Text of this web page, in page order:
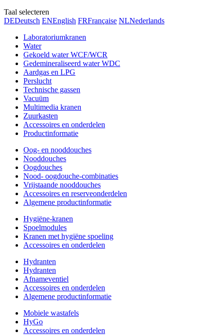
Taal selecteren
DEDeutsch ENEnglish FRFrançaise NLNederlands
Laboratoriumkranen
Water
Gekoeld water WCF/WCR
Gedemineraliseerd water WDC
Aardgas en LPG
Perslucht
Technische gassen
Vacuüm
Multimedia kranen
Zuurkasten
Accessoires en onderdelen
Productinformatie
Oog- en nooddouches
Nooddouches
Oogdouches
Nood- oogdouche-combinaties
Vrijstaande nooddouches
Accessoires en reserveonderdelen
Algemene productinformatie
Hygiëne-kranen
Spoelmodules
Kranen met hygiëne spoeling
Accessoires en onderdelen
Hydranten
Hydranten
Afnameventiel
Accessoires en onderdelen
Algemene productinformatie
Mobiele wastafels
HyGo
Accessoires en onderdelen